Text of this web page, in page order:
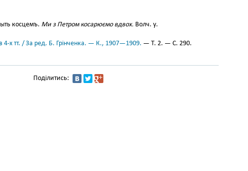
косцемъ. Ми з Петром косарюємо вдвох. Волч. у.
4-х тт. / За ред. Б. Грінченка. — К., 1907—1909. — Т. 2. — С. 290.
Поділитись: